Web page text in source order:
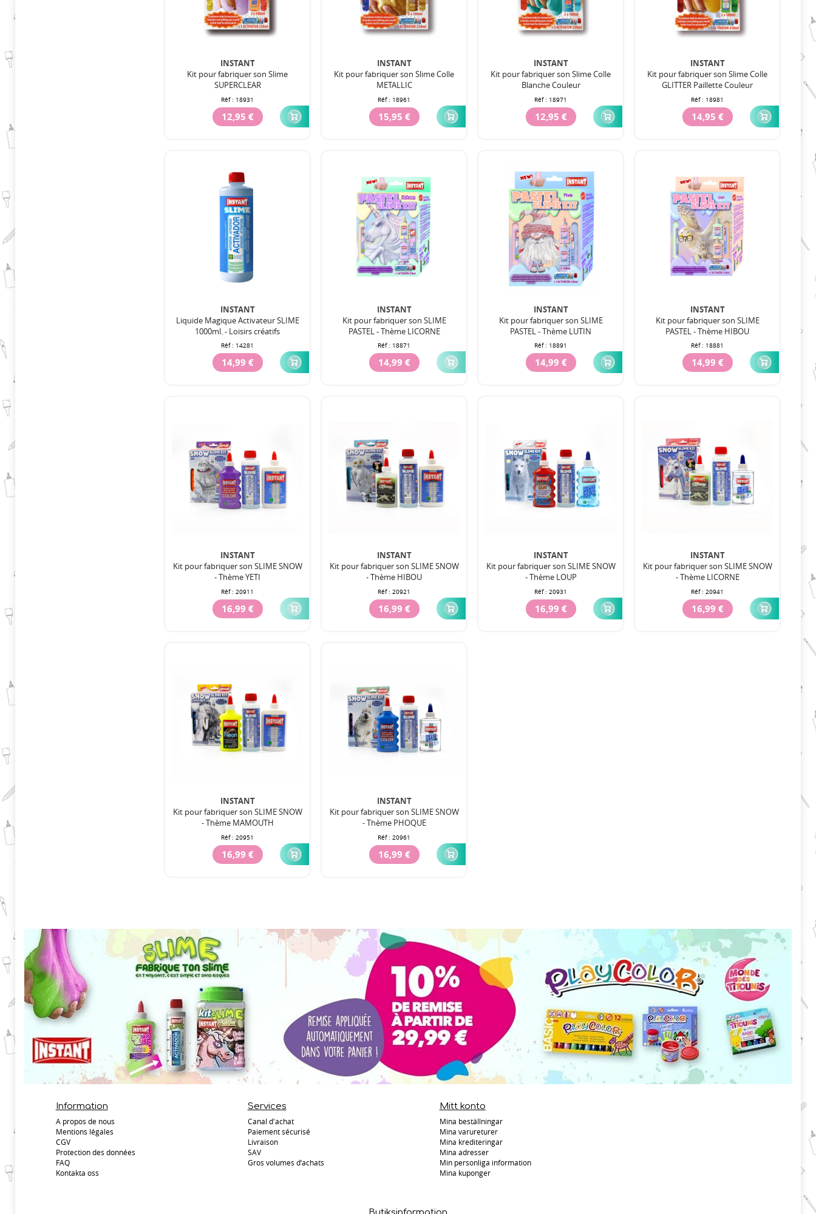
INSTANT
Kit pour fabriquer son Slime
SUPERCLEAR
Réf : 18931
12,95 €
INSTANT
Kit pour fabriquer son Slime Colle
METALLIC
Réf : 18961
15,95 €
INSTANT
Kit pour fabriquer son Slime Colle
Blanche Couleur
Réf : 18971
12,95 €
INSTANT
Kit pour fabriquer son Slime Colle
GLITTER Paillette Couleur
Réf : 18981
14,95 €
INSTANT
Liquide Magique Activateur SLIME
1000ml. - Loisirs créatifs
Réf : 14281
14,99 €
INSTANT
Kit pour fabriquer son SLIME
PASTEL - Thème LICORNE
Réf : 18871
14,99 €
INSTANT
Kit pour fabriquer son SLIME
PASTEL - Thème LUTIN
Réf : 18891
14,99 €
INSTANT
Kit pour fabriquer son SLIME
PASTEL - Thème HIBOU
Réf : 18881
14,99 €
INSTANT
Kit pour fabriquer son SLIME SNOW
- Thème YETI
Réf :20911
16,99 €
INSTANT
Kit pour fabriquer son SLIME SNOW
- Thème HIBOU
Réf :20921
16,99 €
INSTANT
Kit pour fabriquer son SLIME SNOW
- Thème LOUP
Réf :20931
16,99 €
INSTANT
Kit pour fabriquer son SLIME SNOW
- Thème LICORNE
Réf : 20941
16,99 €
INSTANT
Kit pour fabriquer son SLIME SNOW
- Thème MAMOUTH
Réf :20951
16,99 €
INSTANT
Kit pour fabriquer son SLIME SNOW
- Thème PHOQUE
Réf :20961
16,99 €
Information
A propos de nous
Mentions légales
CGV
Protection des données
FAQ
Kontakta oss
Services
Canal d'achat
Paiement sécurisé
Livraison
SAV
Gros volumes d’achats
Mitt konto
Mina beställningar
Mina varureturer
Mina krediteringar
Mina adresser
Min personliga information
Mina kuponger